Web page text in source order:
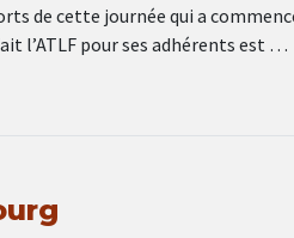
de cette journée qui a
l’ATLF pour ses adhérents est …